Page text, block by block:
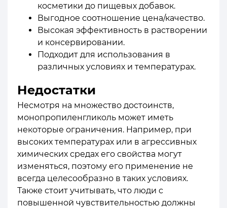
косметики до пищевых добавок.
Выгодное соотношение цена/качество.
Высокая эффективность в растворении
и консервировании.
Подходит для использования в
различных условиях и температурах.
Недостатки
Несмотря на множество достоинств,
монопропиленгликоль может иметь
некоторые ограничения. Например, при
высоких температурах или в агрессивных
химических средах его свойства могут
изменяться, поэтому его применение не
всегда целесообразно в таких условиях.
Также стоит учитывать, что люди с
повышенной чувствительностью должны